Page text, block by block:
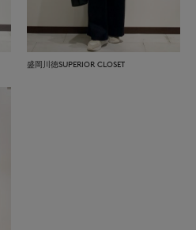
盛岡川徳SUPERIOR CLOSET